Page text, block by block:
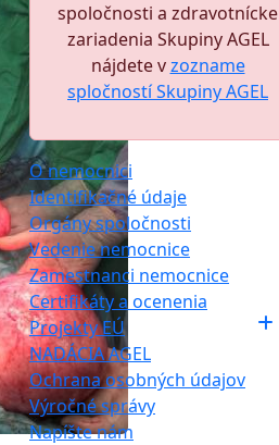
spoločnosti a zdravotnícke
zariadenia Skupiny AGEL
nájdete vzozname
spločností Skupiny AGEL
O nemocnici
Identifikačné údaje
Orgány spoločnosti
Vedenie nemocnice
Zamestnanci nemocnice
Certifikáty a ocenenia
Projekty EÚ
NADÁCIA AGEL
Ochrana osobných údajov
Výročné správy
Napíšte nám